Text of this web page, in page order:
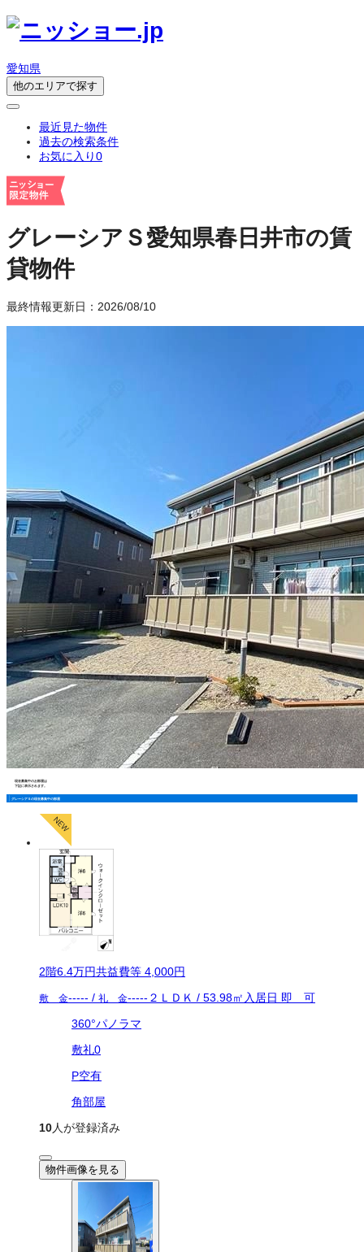
愛知県
他のエリアで探す
最近見た物件
過去の検索条件
お気に入り0
グレーシアＳ愛知県春日井市の賃
貸物件
最終情報更新日：2026/08/10
現在募集中のお部屋は
下記に表示されます。
グレーシアＳの現在募集中の部屋
2階6.4万円共益費等 4,000円
敷 金----- / 礼 金----- ２ＬＤＫ / 53.98㎡ 入居日 即 可
360°パノラマ
敷礼0
P空有
角部屋
10人が登録済み
物件画像を見る